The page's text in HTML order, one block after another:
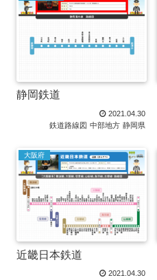
静岡鉄道
2021.04.30
鉄道路線図 中部地方 静岡県
大阪府
近畿日本鉄道
2021.04.30